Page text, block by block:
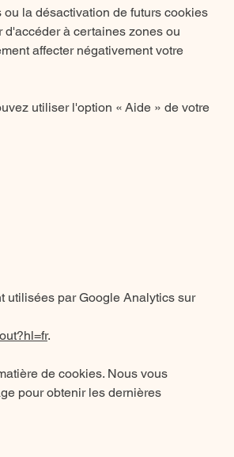
la désactivation de futurs cookies
à certaines zones ou
affecter négativement votre
utiliser l'option « Aide » de votre
utilisées par Google Analytics sur
.
de cookies. Nous vous
pour obtenir les dernières